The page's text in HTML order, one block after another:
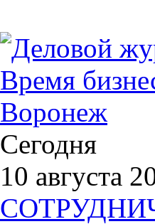
Сегодня
10 августа